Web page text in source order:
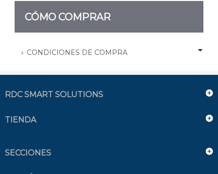
CÓMO COMPRAR
CONDICIONES DE COMPRA
RDC SMART SOLUTIONS
TIENDA
SECCIONES